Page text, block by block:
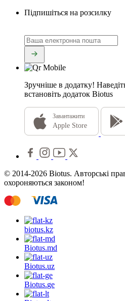
Підпишіться на розсилку
Зручніше в додатку!
встановіть додаток Biotus
Завантажити
Apple Store
© 2014-2026 Biotus. Авторські
охороняються законом!
biotus.kz
Biotus.md
Biotus.uz
Biotus.ge